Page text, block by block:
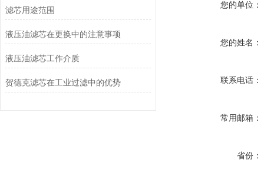
滤芯用途范围
液压油滤芯在更换中的注意事项
液压油滤芯工作介质
贺德克滤芯在工业过滤中的优势
您的单位：
您的姓名：
联系电话：
常用邮箱：
省份：